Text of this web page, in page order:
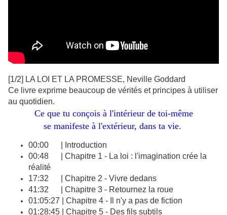
[1/2] LA LOI ET LA PROMESSE, Neville Goddard
Ce livre exprime beaucoup de vérités et principes à utiliser
au quotidien.
Ce que tu conçois à l'intérieur de toi-même
se manifeste à l'extérieur, dans ta vie.
00:00 | Introduction
00:48 | Chapitre 1 - La loi : l'imagination crée la
réalité
17:32 | Chapitre 2 - Vivre dedans
41:32 | Chapitre 3 - Retournez la roue
01:05:27 | Chapitre 4 - Il n'y a pas de fiction
01:28:45 | Chapitre 5 - Des fils subtils